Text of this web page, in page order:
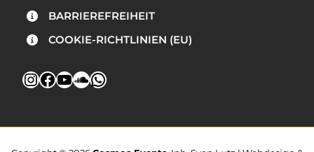
BARRIEREFREIHEIT
COOKIE-RICHTLINIEN (EU)
Instagram
Facebook
YouTube
SoundCloud
WhatsApp